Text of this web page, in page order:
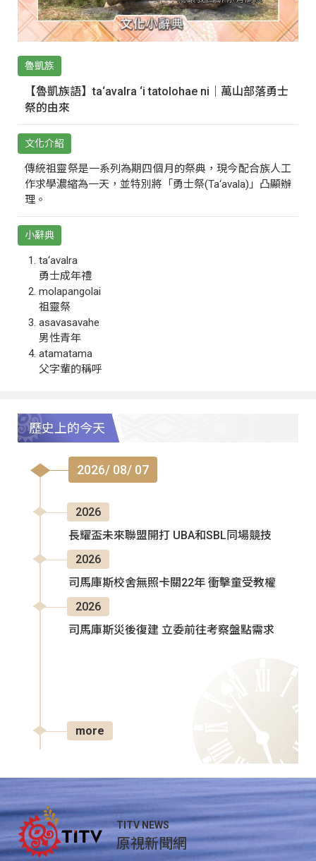
魯凱族
【魯凱族語】ta‘avalra ‘i tatolohae ni｜萬山部落勇士
祭的由來
文化介紹
傳統祖靈祭是一系列為期四個月的祭典，現今配合族人工
作求學濃縮為一天，並特別將「勇士祭(Ta‘avala)」凸顯辦
理。
小辭典
ta‘avalra
勇士成年禮
molapangolai
祖靈祭
asavasavahe
男性青年
atamatama
父字輩的稱呼
歷史上的今天
2026/ 08/ 07
2026
長耀盃未來聯盟開打 UBA和SBL同場競技
2026
司馬庫斯校舍無照卡關22年 衝擊童受教權
2026
司馬庫斯災後復建 立委前往考察盤點需求
more
TITV NEWS
原視新聞網